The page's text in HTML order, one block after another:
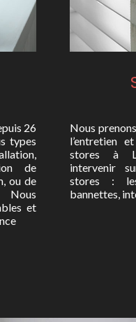
26
types
de
ou de
et
Nous
l’entretien
stores à
intervenir
stores :
bannettes,